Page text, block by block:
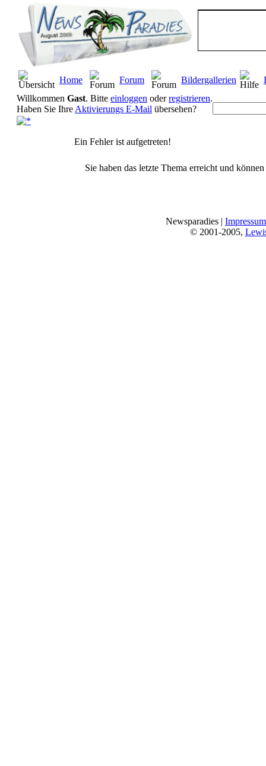
Home Forum Bildergallerien
Willkommen Gast. Bitte einloggen oderregistrieren.
Haben Sie Ihre Aktivierungs E-Mail übersehen?
Ein Fehler ist aufgetreten!
Sie haben das letzte Thema erreicht und
Newsparadies | Impressum
© 2001-2005,